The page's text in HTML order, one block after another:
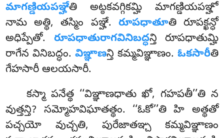
మాగణ్డియపఞ్హేతి అట్ఠకవగ్గికమ్హి మాగణ్డియపఞ్హో
నామ అత్థి, తస్మిం పఞ్హే. రూపధాతూతి రూపక్ఖన్ధో
అధిప్పేతో. రూపధాతురాగవినిబద్ధన్తి రూపధాతుమ్హి
రాగేన వినిబద్ధం.విఞ్ఞాణన్తి కమ్మవిఞ్ఞాణం. ఓకసారీతి
గేహసారీ ఆలయసారీ.
కస్మా పనేత్థ ‘‘విఞ్ఞాణధాతు ఖో, గహపతీ’’తి న
వుత్తన్తి? సమ్మోహవిఘాతత్థం. ‘‘ఓకో’’తి హి అత్థతో
పచ్చయో వుచ్చతి, పురేజాతఞ్చ కమ్మవిఞ్ఞాణం